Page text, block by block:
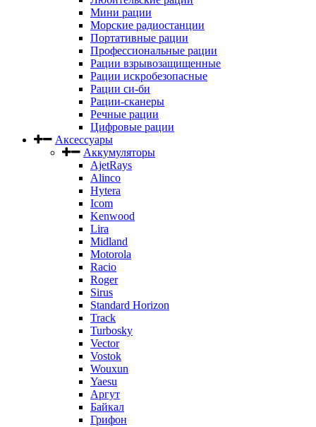
Мини рации
Морские радиостанции
Портативные рации
Профессиональные рации
Рации взрывозащищенные
Рации искробезопасные
Рации си-би
Рации-сканеры
Речные рации
Цифровые рации
Аксессуары
Аккумуляторы
AjetRays
Alinco
Hytera
Icom
Kenwood
Lira
Midland
Motorola
Racio
Roger
Sirus
Standard Horizon
Track
Turbosky
Vector
Vostok
Wouxun
Yaesu
Аргут
Байкал
Грифон